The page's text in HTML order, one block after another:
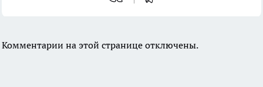
Комментарии на этой странице отключены.